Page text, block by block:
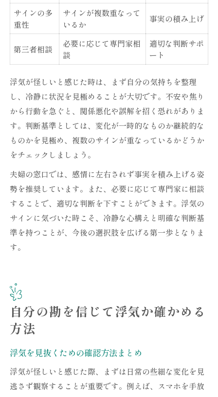
サインの多
重性
サインが複数重なって
いるか
事実の積み上げ
第三者相談
必要に応じて専門家相
談
適切な判断サポ
ート
浮気が怪しいと感じた時は、まず自分の気持ちを整理
し、冷静に状況を見極めることが大切です。不安や焦り
から行動を急ぐと、関係悪化や誤解を招く恐れがありま
す。判断基準としては、変化が一時的なものか継続的な
ものかを見極め、複数のサインが重なっているかどうか
をチェックしましょう。
夫婦の窓口では、感情に左右されず事実を積み上げる姿
勢を推奨しています。また、必要に応じて専門家に相談
することで、適切な判断を下すことができます。浮気の
サインに気づいた時こそ、冷静な心構えと明確な判断基
準を持つことが、今後の選択肢を広げる第一歩となりま
す。
自分の勘を信じて浮気か確かめる
方法
浮気を見抜くための確認方法まとめ
浮気が怪しいと感じた際、まずは日常の些細な変化を見
逃さず観察することが重要です。例えば、スマホを手放